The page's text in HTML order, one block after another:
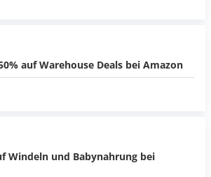
auf Warehouse Deals bei Amazon
Windeln und Babynahrung bei